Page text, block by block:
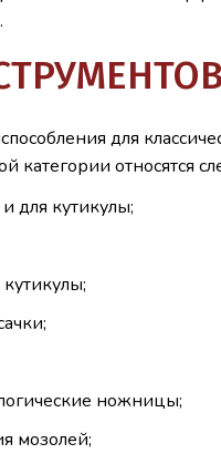
для
категории относятся
для кутикулы;
ножницы;
мозолей;